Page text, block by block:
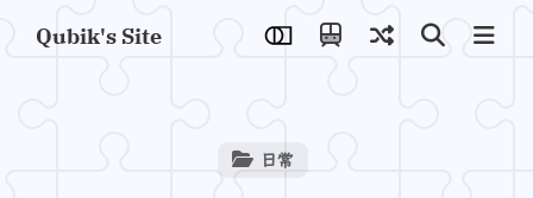
Qubik's Site
日常